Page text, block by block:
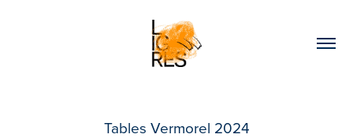
Tables Vermorel 2024